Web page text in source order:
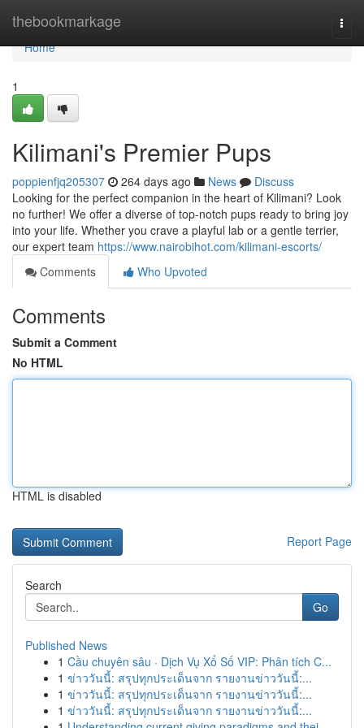
thebookmarkage
Home
Home
1
Kilimani's Premier Pups
poppienfjq205307 264 days ago News
Discuss
Looking for the perfect companion in the heart of Kilimani? Look
no further! We offer a diverse of top-notch pups ready to bring joy
into your life. Whether you crave a playful lab or a gentle terrier,
our expert team https://www.nairobihot.com/kilimani-escorts/
Comments
Who Upvoted
Comments
Submit a Comment
No HTML
HTML is disabled
Report Page
Search
Go
Published News
1 Cầu chuyên sâu · Dịch Vụ Xổ Số VIP: Phân tích C...
1 ข่าววันนี้: สรุปทุกประเด็นจาก รายงานข่าววันนี้:...
1 ข่าววันนี้: สรุปทุกประเด็นจาก รายงานข่าววันนี้:...
1 ข่าววันนี้: สรุปทุกประเด็นจาก รายงานข่าววันนี้:...